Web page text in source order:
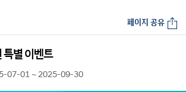
별 이벤트
07-01 ~ 2025-09-30
페이지 공유